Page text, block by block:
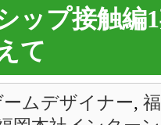
ップ接触編
て
ムデザイナー,